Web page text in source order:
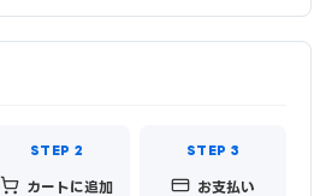
カートに追加 お支払い